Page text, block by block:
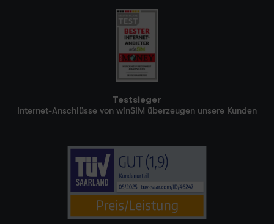
Testsieger
Internet-Anschlüsse von winSIM überzeugen unsere Kunden